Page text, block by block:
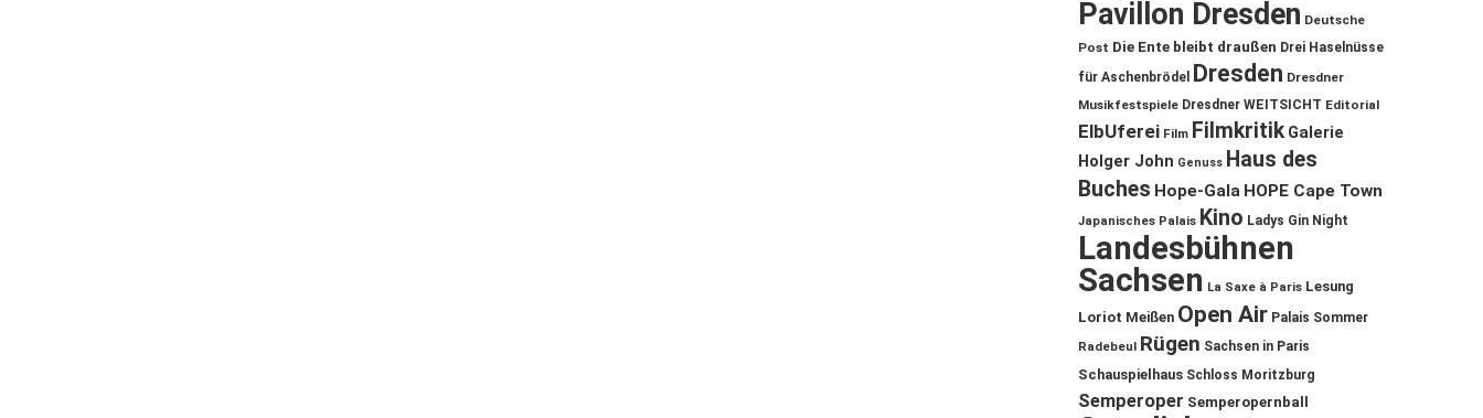
Pavillon Dresden Deutsche
Post Die Ente bleibt draußen Drei Haselnüsse
für Aschenbrödel
Dresden Dresdner
Musikfestspiele Dresdner WEITSICHT Editorial
ElbUferei Film Filmkritik Galerie
Holger John Genuss Haus des
Buches Hope-Gala HOPE Cape Town
Japanisches Palais Kino Ladys Gin Night
Landesbühnen
Sachsen La Saxe à Paris Lesung
Loriot Meißen Open Air Palais Sommer
Radebeul Rügen Sachsen in Paris
Schauspielhaus Schloss Moritzburg
Semperoper Semperopernball